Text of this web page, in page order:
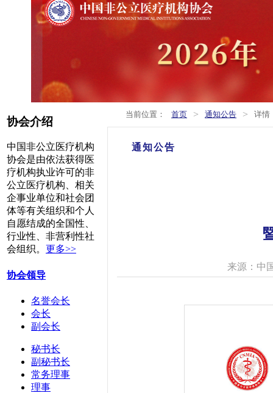
协会介绍
中国非公立医疗机构
协会是由依法获得医
疗机构执业许可的非
公立医疗机构、相关
企事业单位和社会团
体等有关组织和个人
自愿结成的全国性、
行业性、非营利性社
会组织。 更多>>
协会领导
名誉会长
会长
副会长
秘书长
副秘书长
常务理事
理事
当前位置： 首页 > 通知公告 > 详情
通知公告
来源：中